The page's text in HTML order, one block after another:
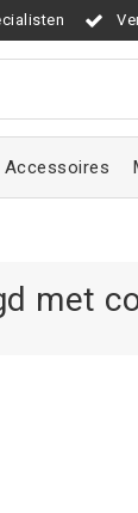
Accessoires
met